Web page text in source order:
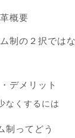
概要
制の２択では
デメリット
なくするには
制ってどう